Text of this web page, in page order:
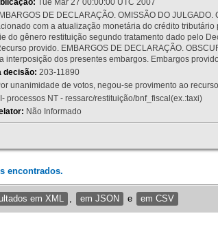
Tue Mar 27 00:00:00 UTC 2007
DE DECLARAÇÃO. OMISSÃO DO
com a atualização monetária do crédito
do gênero restituição segundo tratamento dado pelo
provido. EMBARGOS DE DECLARAÇÃO.
interposição dos presentes embargos. Embargos
decisão: 203-11890
unanimidade de votos, negou-se provimento ao
processos NT - ressarc/restituição/bnf_fiscal(ex.:taxi)
Não Informado
encontrados.
em XML em JSON e em CSV